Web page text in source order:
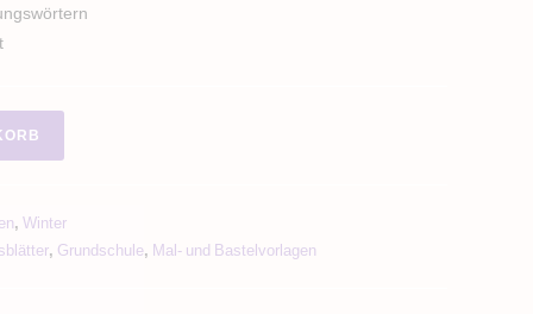
, Winter
, Grundschule, Mal- und Bastelvorlagen